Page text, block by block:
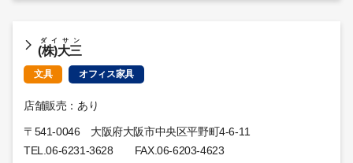
(株)大三
ダイサン
文具 オフィス家具
店舗販売：あり
〒541-0046 大阪府大阪市中央区平野町4-6-11
TEL.06-6231-3628 FAX.06-6203-4623